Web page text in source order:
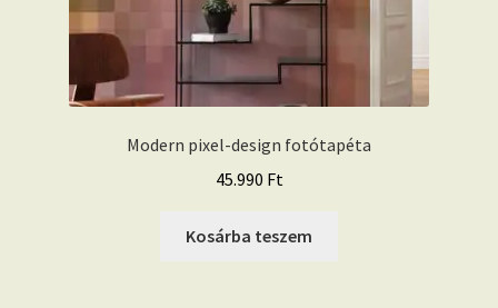
Modern pixel-design fotótapéta
45.990 Ft
Kosárba teszem